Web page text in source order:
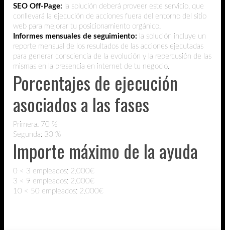
SEO Off-Page: la solución deberá proveer este servicio, que
conllevará la ejecución de acciones fuera del entorno del sitio
web para mejorar tu posicionamiento orgánico.
Informes mensuales de seguimiento: la solución incluye un
reporte mensual de los resultados de las acciones ejecutadas
para generar consciencia de la evolución y la repercusión de las
mismas en la presencia en internet de tu negocio.
Porcentajes de ejecución
asociados a las fases
Primera: 70 %
Segunda: 30 %
Importe máximo de la ayuda
0 < 3 empleados: 2.000€
3 < 9 empleados: 2.000€
10 < 50 empleados: 2.000€